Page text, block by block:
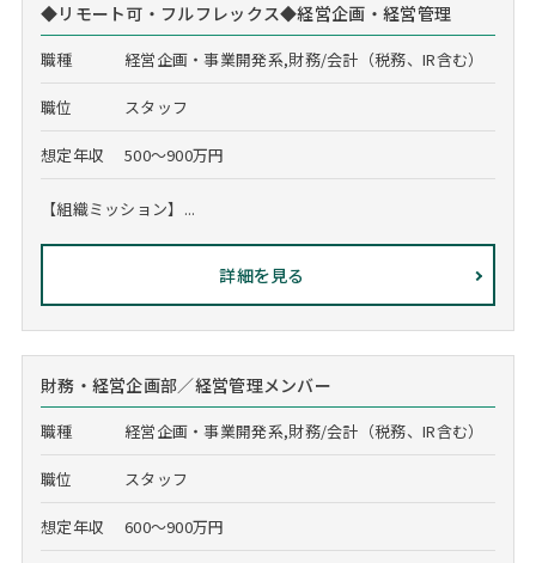
◆リモート可・フルフレックス◆経営企画・経営管理
職種 経営企画・事業開発系,財務/会計（税務、IR含む）
職位 スタッフ
想定年収 500～900万円
【組織ミッション】...
詳細を見る
財務・経営企画部／経営管理メンバー
職種 経営企画・事業開発系,財務/会計（税務、IR含む）
職位 スタッフ
想定年収 600～900万円